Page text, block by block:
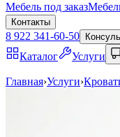
Мебель под заказ
Контакты
8 922 341-60-50
Каталог Услуги
Главная›Услуги›